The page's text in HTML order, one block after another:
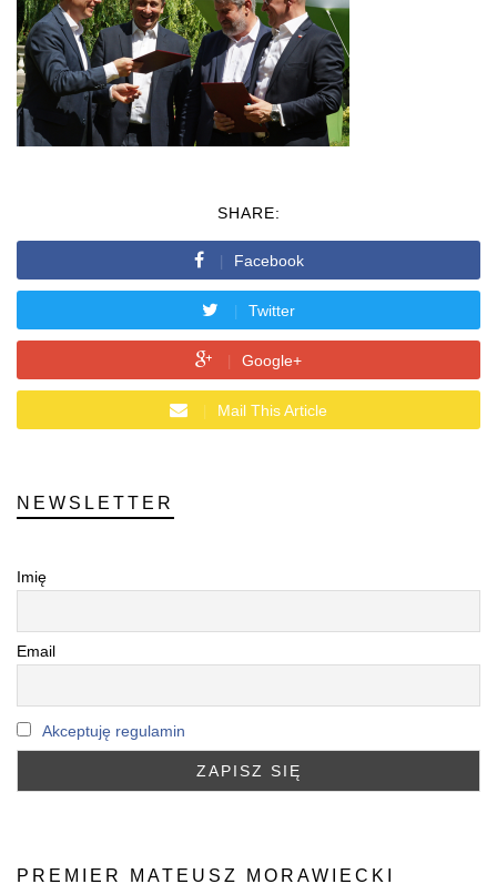
SHARE:
Facebook
Twitter
Google+
Mail This Article
NEWSLETTER
Imię
Email
Akceptuję regulamin
PREMIER MATEUSZ MORAWIECKI